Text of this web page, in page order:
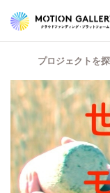
プロジェクトを